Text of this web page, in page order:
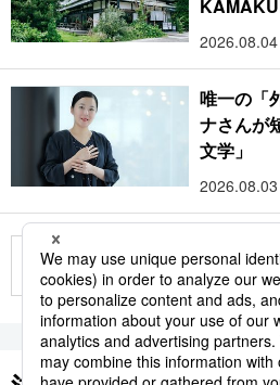
2026.08.04
唯一の「
ナさんが
文学」
2026.08.03
もっと見る